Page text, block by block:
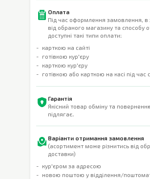
Оплата
Під час оформлення замовлення, в
від обраного магазину та способу
доступні такі типи оплати:
карткою на сайті
готівкою кур'єру
карткою кур'єру
готівкою або карткою на касі під час
Гарантія
Якісний товар обміну та
підлягає.
Варіанти отримання замовлення
(асортимент може різнитись від
доставки)
кур'єром за адресою
новою поштою у відділення/